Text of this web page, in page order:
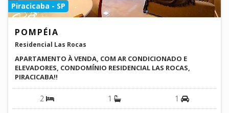
Piracicaba - SP
POMPÉIA
Residencial Las Rocas
APARTAMENTO À VENDA, COM AR CONDICIONADO E
ELEVADORES, CONDOMÍNIO RESIDENCIAL LAS ROCAS,
PIRACICABA!!
2 1 1